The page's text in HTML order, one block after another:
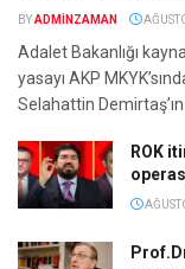
BYADMINZAMAN
Adalet Bakanlığı
yasayı AKP
Selahattin Demirtaş’ın
ROK